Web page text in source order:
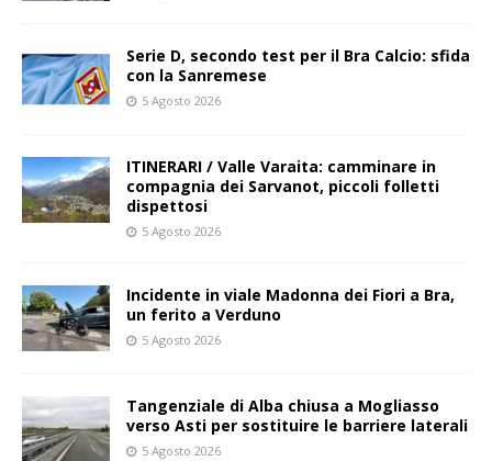
Serie D, secondo test per il Bra Calcio: sfida
con la Sanremese
5 Agosto 2026
ITINERARI / Valle Varaita: camminare in
compagnia dei Sarvanot, piccoli folletti
dispettosi
5 Agosto 2026
Incidente in viale Madonna dei Fiori a Bra,
un ferito a Verduno
5 Agosto 2026
Tangenziale di Alba chiusa a Mogliasso
verso Asti per sostituire le barriere laterali
5 Agosto 2026